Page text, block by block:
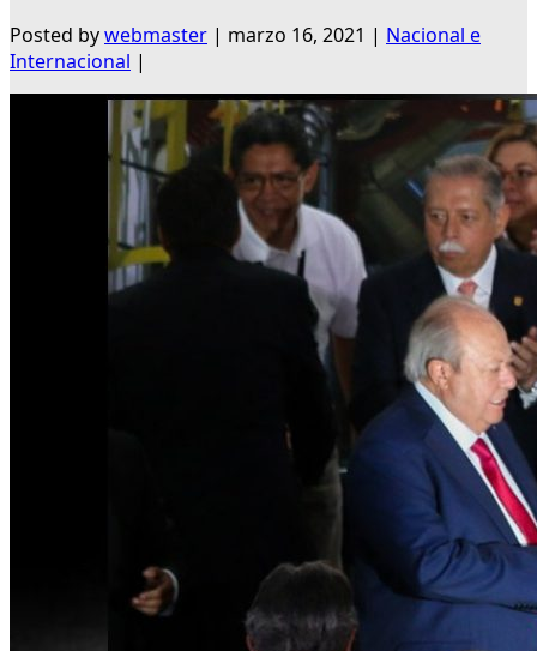
Posted bywebmaster | marzo 16, 2021 | Nacional e
Internacional |